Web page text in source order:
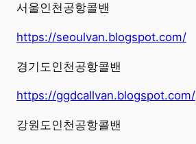
서울인천공항콜밴
https://seoulvan.blogspot.com/
경기도인천공항콜밴
https://ggdcallvan.blogspot.com/
강원도인천공항콜밴